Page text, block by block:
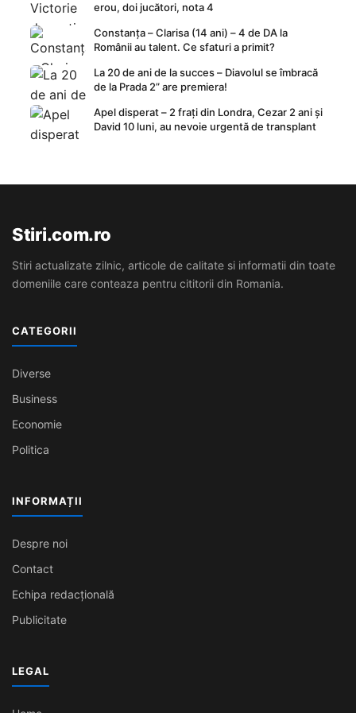
erou, doi jucători, nota 4
Constanța – Clarisa (14 ani) – 4 de DA la
Românii au talent. Ce sfaturi a primit?
La 20 de ani de la succes – Diavolul se îmbracă
de la Prada 2” are premiera!
Apel disperat – 2 frați din Londra, Cezar 2 ani și
David 10 luni, au nevoie urgentă de transplant
Stiri.com.ro
Stiri actualizate zilnic, articole de calitate si informatii din toate
domeniile care conteaza pentru cititorii din Romania.
CATEGORII
Diverse
Business
Economie
Politica
INFORMAȚII
Despre noi
Contact
Echipa redacțională
Publicitate
LEGAL